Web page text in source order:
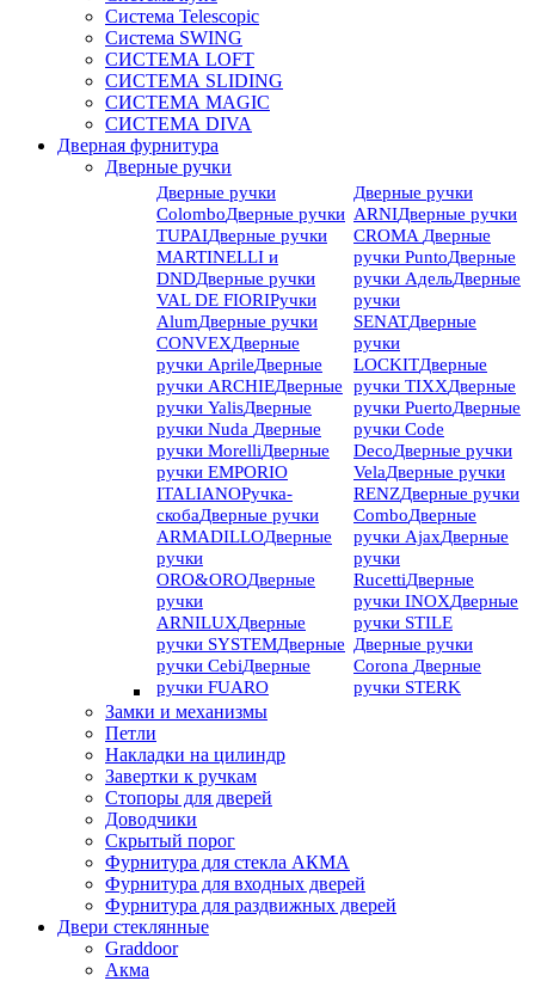
Система Telescopic
Система SWING
СИСТЕМА LOFT
СИСТЕМА SLIDING
СИСТЕМА MAGIC
СИСТЕМА DIVA
Дверная фурнитура
Дверные ручки
Дверные ручки
ColomboДверные ручки
TUPAIДверные ручки
MARTINELLI и
DNDДверные ручки
VAL DE FIORIРучки
AlumДверные ручки
CONVEXДверные
ручки AprileДверные
ручки ARCHIEДверные
ручки YalisДверные
ручки Nuda Дверные
ручки MorelliДверные
ручки EMPORIO
ITALIANOРучка-
скобаДверные ручки
ARMADILLOДверные
ручки
ORO&OROДверные
ручки
ARNILUXДверные
ручки SYSTEMДверные
ручки CebiДверные
ручки FUARO
Дверные ручки
ARNIДверные ручки
CROMA Дверные
ручки PuntoДверные
ручки АдельДверные
ручки
SENATДверные
ручки
LOCKITДверные
ручки TIXXДверные
ручки PuertoДверные
ручки Code
DecoДверные ручки
VelaДверные ручки
RENZДверные ручки
ComboДверные
ручки AjaxДверные
ручки
RucettiДверные
ручки INOXДверные
ручки STILE
Дверные ручки
Corona Дверные
ручки STERK
Замки и механизмы
Петли
Накладки на цилиндр
Завертки к ручкам
Стопоры для дверей
Доводчики
Скрытый порог
Фурнитура для стекла АКМА
Фурнитура для входных дверей
Фурнитура для раздвижных дверей
Двери стеклянные
Graddoor
Акма